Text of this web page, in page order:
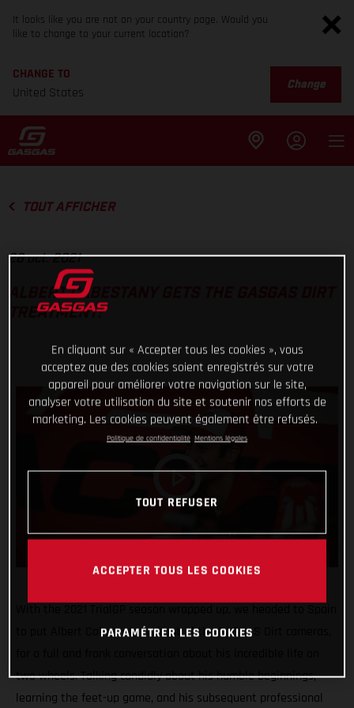
It looks like you are not on your country page. Would you
like to change to your current location?
CHANGE TO
United States
Change
TOUT AFFICHER
28 oct. 2021
ALBERT CABESTANY GETS THE GASGAS DIRT
TREATMENT!
to put Albert Cabestany in front of the GASGAS Dirt cameras,
two wheels. Talking candidly about his humble beginnings,
learning the feet-up game, and his subsequent professional
En cliquant sur « Accepter tous les cookies », vous
acceptez que des cookies soient enregistrés sur votre
appareil pour améliorer votre navigation sur le site,
analyser votre utilisation du site et soutenir nos efforts de
marketing. Les cookies peuvent également être refusés.
Politique de confidentialité Mentions légales
TOUT REFUSER
ACCEPTER TOUS LES COOKIES
PARAMÉTRER LES COOKIES